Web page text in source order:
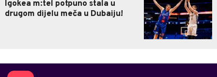
Igokea m:tel potpuno stala u
drugom dijelu meča u Dubaiju!